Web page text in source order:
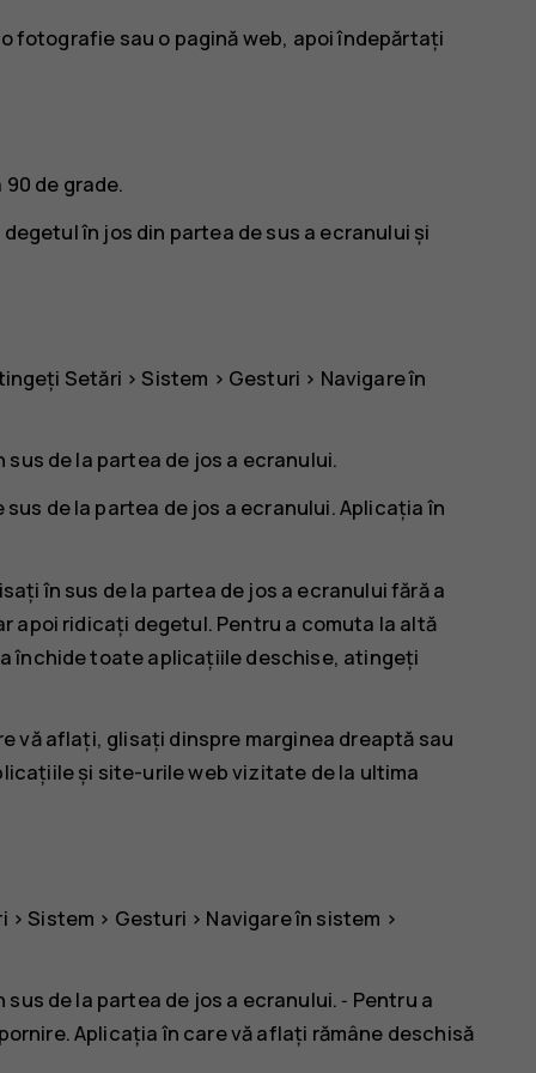
fotografie sau o pagină web, apoi îndepărtați
de grade.
în jos din partea de sus a ecranului și
Setări > Sistem > Gesturi > Navigare în
de la partea de jos a ecranului.
de la partea de jos a ecranului. Aplicația în
în sus de la partea de jos a ecranului fără a
apoi ridicați degetul. Pentru a comuta la altă
închide toate aplicațiile deschise, atingeți
vă aflați, glisați dinspre marginea dreaptă sau
și site-urile web vizitate de la ultima
> Sistem > Gesturi > Navigare în sistem >
de la partea de jos a ecranului. ‑ Pentru a
Aplicația în care vă aflați rămâne deschisă